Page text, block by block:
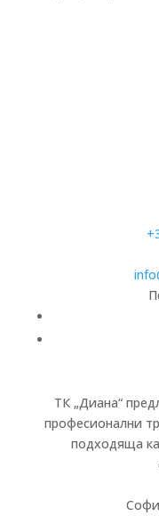
ТК „Диана“
професионални
подходяща